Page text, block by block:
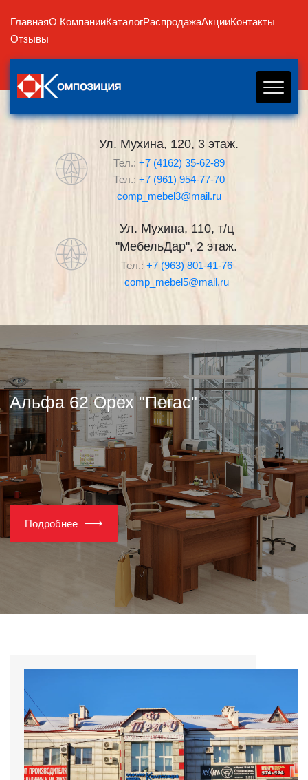
ГлавнаяО КомпанииКаталогРаспродажаАкцииКонтакты
Отзывы
Ул. Мухина, 120, 3 этаж.
Тел.: +7 (4162) 35-62-89
Тел.: +7 (961) 954-77-70
comp_mebel3@mail.ru
Ул. Мухина, 110, т/ц
"МебельДар", 2 этаж.
Тел.: +7 (963) 801-41-76
comp_mebel5@mail.ru
Альфа 62 Орех "Пегас"
Подробнее